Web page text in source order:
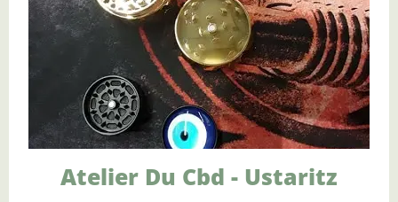
Atelier Du Cbd - Ustaritz